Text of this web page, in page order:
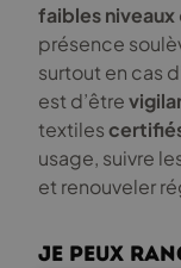
faibles niveaux
présence
surtout en cas
est d’être
textiles
usage, suivre
et renouveler
Je peux